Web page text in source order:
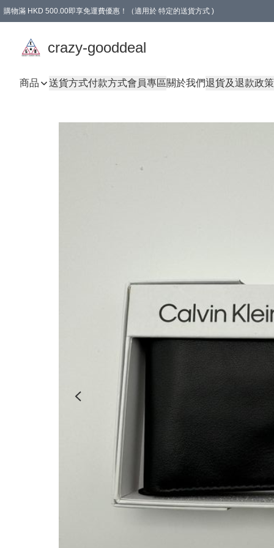
購物滿 HKD 500.00即享免運費優惠！（適用於 特定的送貨方式 )
crazy-gooddeal
商品 送貨方式付款方式會員專區關於我們退貨及退款政策